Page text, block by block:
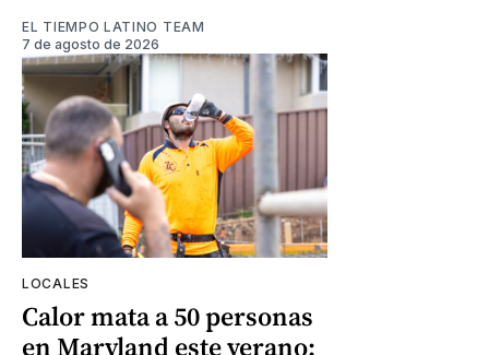
EL TIEMPO LATINO TEAM
7 de agosto de 2026
LOCALES
Calor mata a 50 personas
en Maryland este verano: